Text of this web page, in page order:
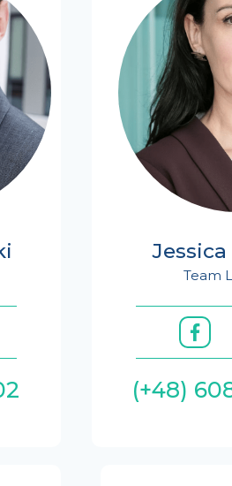
Team
(+48)